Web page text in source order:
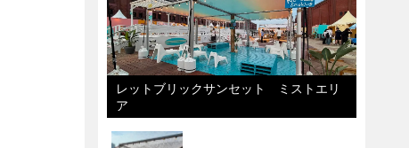
レットブリックサンセット ミストエリ
ア